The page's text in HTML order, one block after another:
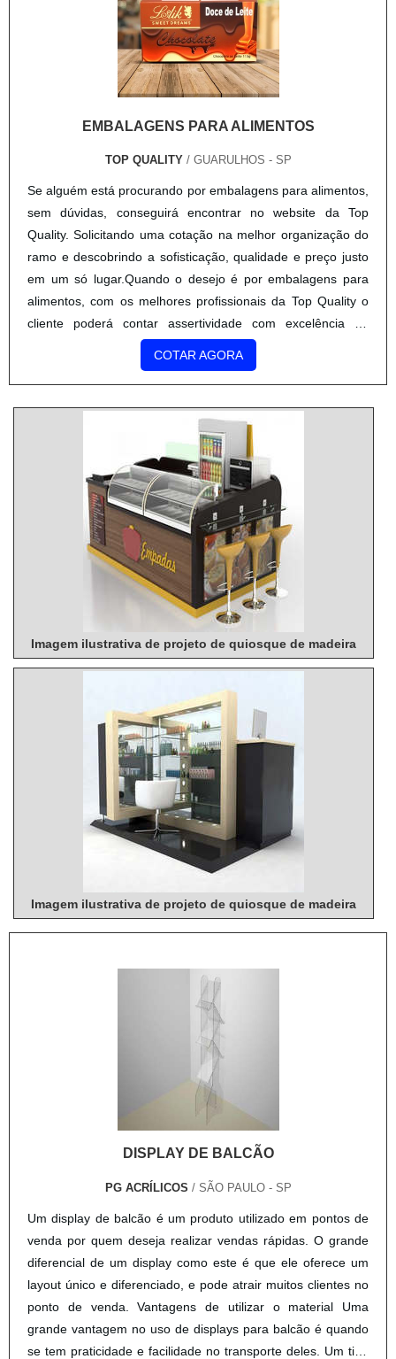
EMBALAGENS PARA ALIMENTOS
TOP QUALITY / GUARULHOS - SP
Se alguém está procurando por embalagens para alimentos,
sem dúvidas, conseguirá encontrar no website da Top
Quality. Solicitando uma cotação na melhor organização do
ramo e descobrindo a sofisticação, qualidade e preço justo
em um só lugar.Quando o desejo é por embalagens para
alimentos, com os melhores profissionais da Top Quality o
cliente poderá contar assertividade com excelência de
qualidade na produção dos produtos dentro das esp...
COTAR AGORA
Imagem ilustrativa de projeto de quiosque de madeira
Imagem ilustrativa de projeto de quiosque de madeira
DISPLAY DE BALCÃO
PG ACRÍLICOS / SÃO PAULO - SP
Um display de balcão é um produto utilizado em pontos de
venda por quem deseja realizar vendas rápidas. O grande
diferencial de um display como este é que ele oferece um
layout único e diferenciado, e pode atrair muitos clientes no
ponto de venda. Vantagens de utilizar o material Uma
grande vantagem no uso de displays para balcão é quando
se tem praticidade e facilidade no transporte deles. Um tipo